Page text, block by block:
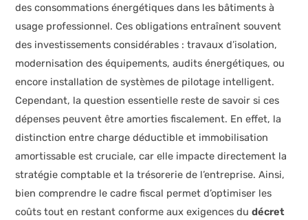
des consommations énergétiques dans les bâtiments à
usage professionnel. Ces obligations entraînent souvent
des investissements considérables : travaux d’isolation,
modernisation des équipements, audits énergétiques, ou
encore installation de systèmes de pilotage intelligent.
Cependant, la question essentielle reste de savoir si ces
dépenses peuvent être amorties fiscalement. En effet, la
distinction entre charge déductible et immobilisation
amortissable est cruciale, car elle impacte directement la
stratégie comptable et la trésorerie de l’entreprise. Ainsi,
bien comprendre le cadre fiscal permet d’optimiser les
coûts tout en restant conforme aux exigences dudécret